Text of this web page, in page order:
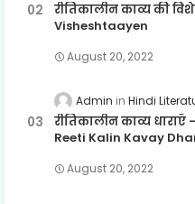
रीतिकालीन काव्य की
Visheshtaayen
August 20, 2022
Admin Hindi
रीतिकालीन काव्य धाराएँ -
Reeti Kalin Kavay
August 20, 2022